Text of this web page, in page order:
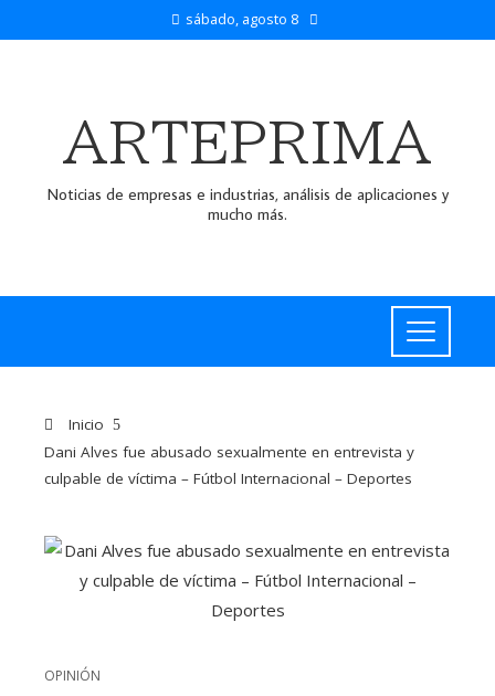
sábado, agosto 8
ARTEPRIMA
Noticias de empresas e industrias, análisis de aplicaciones y
mucho más.
Inicio
Dani Alves fue abusado sexualmente en entrevista y
culpable de víctima – Fútbol Internacional – Deportes
OPINIÓN